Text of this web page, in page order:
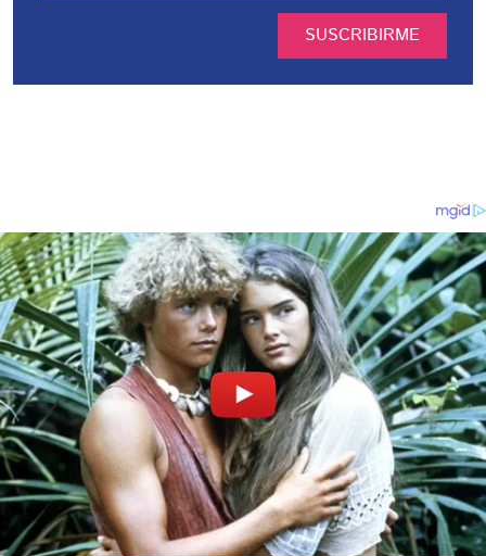
SUSCRIBIRME